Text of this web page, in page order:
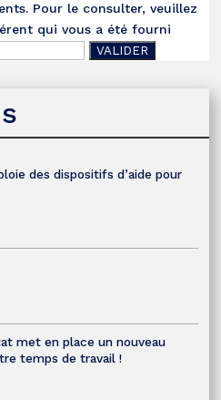
Pour le consulter, veuillez
qui vous a été fourni
des dispositifs d’aide pour
met en place un nouveau
temps de travail !